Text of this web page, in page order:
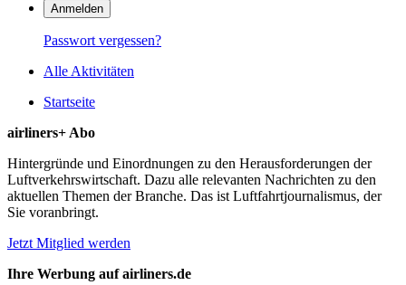
Anmelden
Passwort vergessen?
Alle Aktivitäten
Startseite
airliners+ Abo
Hintergründe und Einordnungen zu den Herausforderungen der
Luftverkehrswirtschaft. Dazu alle relevanten Nachrichten zu den
aktuellen Themen der Branche. Das ist Luftfahrtjournalismus, der
Sie voranbringt.
Jetzt Mitglied werden
Ihre Werbung auf airliners.de